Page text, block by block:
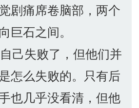
剧痛席卷脑部，两个
巨石之间。
己失败了，但他们并
怎么失败的。只有后
也几乎没看清，但他